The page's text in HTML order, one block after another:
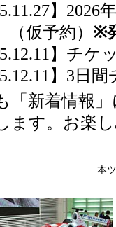
】
（仮予約） ※
】チ
】3日
「新着情報」
ます。お楽し
本